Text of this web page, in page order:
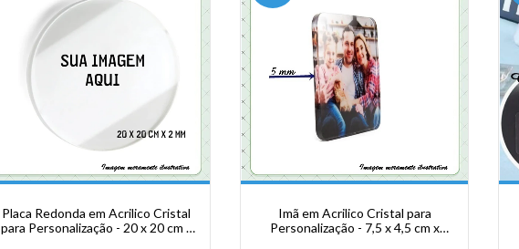
Placa Redonda em Acrilico Cristal
para Personalização - 20 x 20 cm x
Imã em Acrilico Cristal para
Personalização - 7,5 x 4,5 cm x